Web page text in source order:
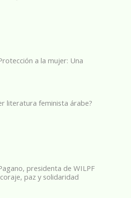
a la mujer: Una
literatura feminista árabe?
presidenta de WILPF
paz y solidaridad